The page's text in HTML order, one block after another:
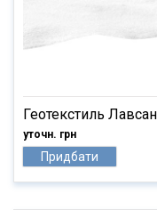
Геотекстиль
уточн. грн
Придбати